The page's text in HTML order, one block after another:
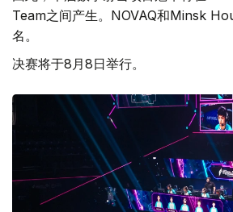
Team之间产生。NOVAQ和Minsk
名。
决赛将于8月8日举行。